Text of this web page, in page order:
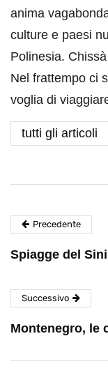
anima
culture e paesi
Polinesia.
Nel frattempo ci
voglia di
tutti gli articoli
Precedente
Spiagge del
Successivo
Montenegro, le